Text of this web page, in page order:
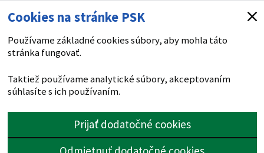
Cookies na stránke PSK
Používame základné cookies súbory, aby mohla táto
stránka fungovať.
Taktiež používame analytické súbory, akceptovaním
súhlasíte s ich používaním.
Prijať dodatočné cookies